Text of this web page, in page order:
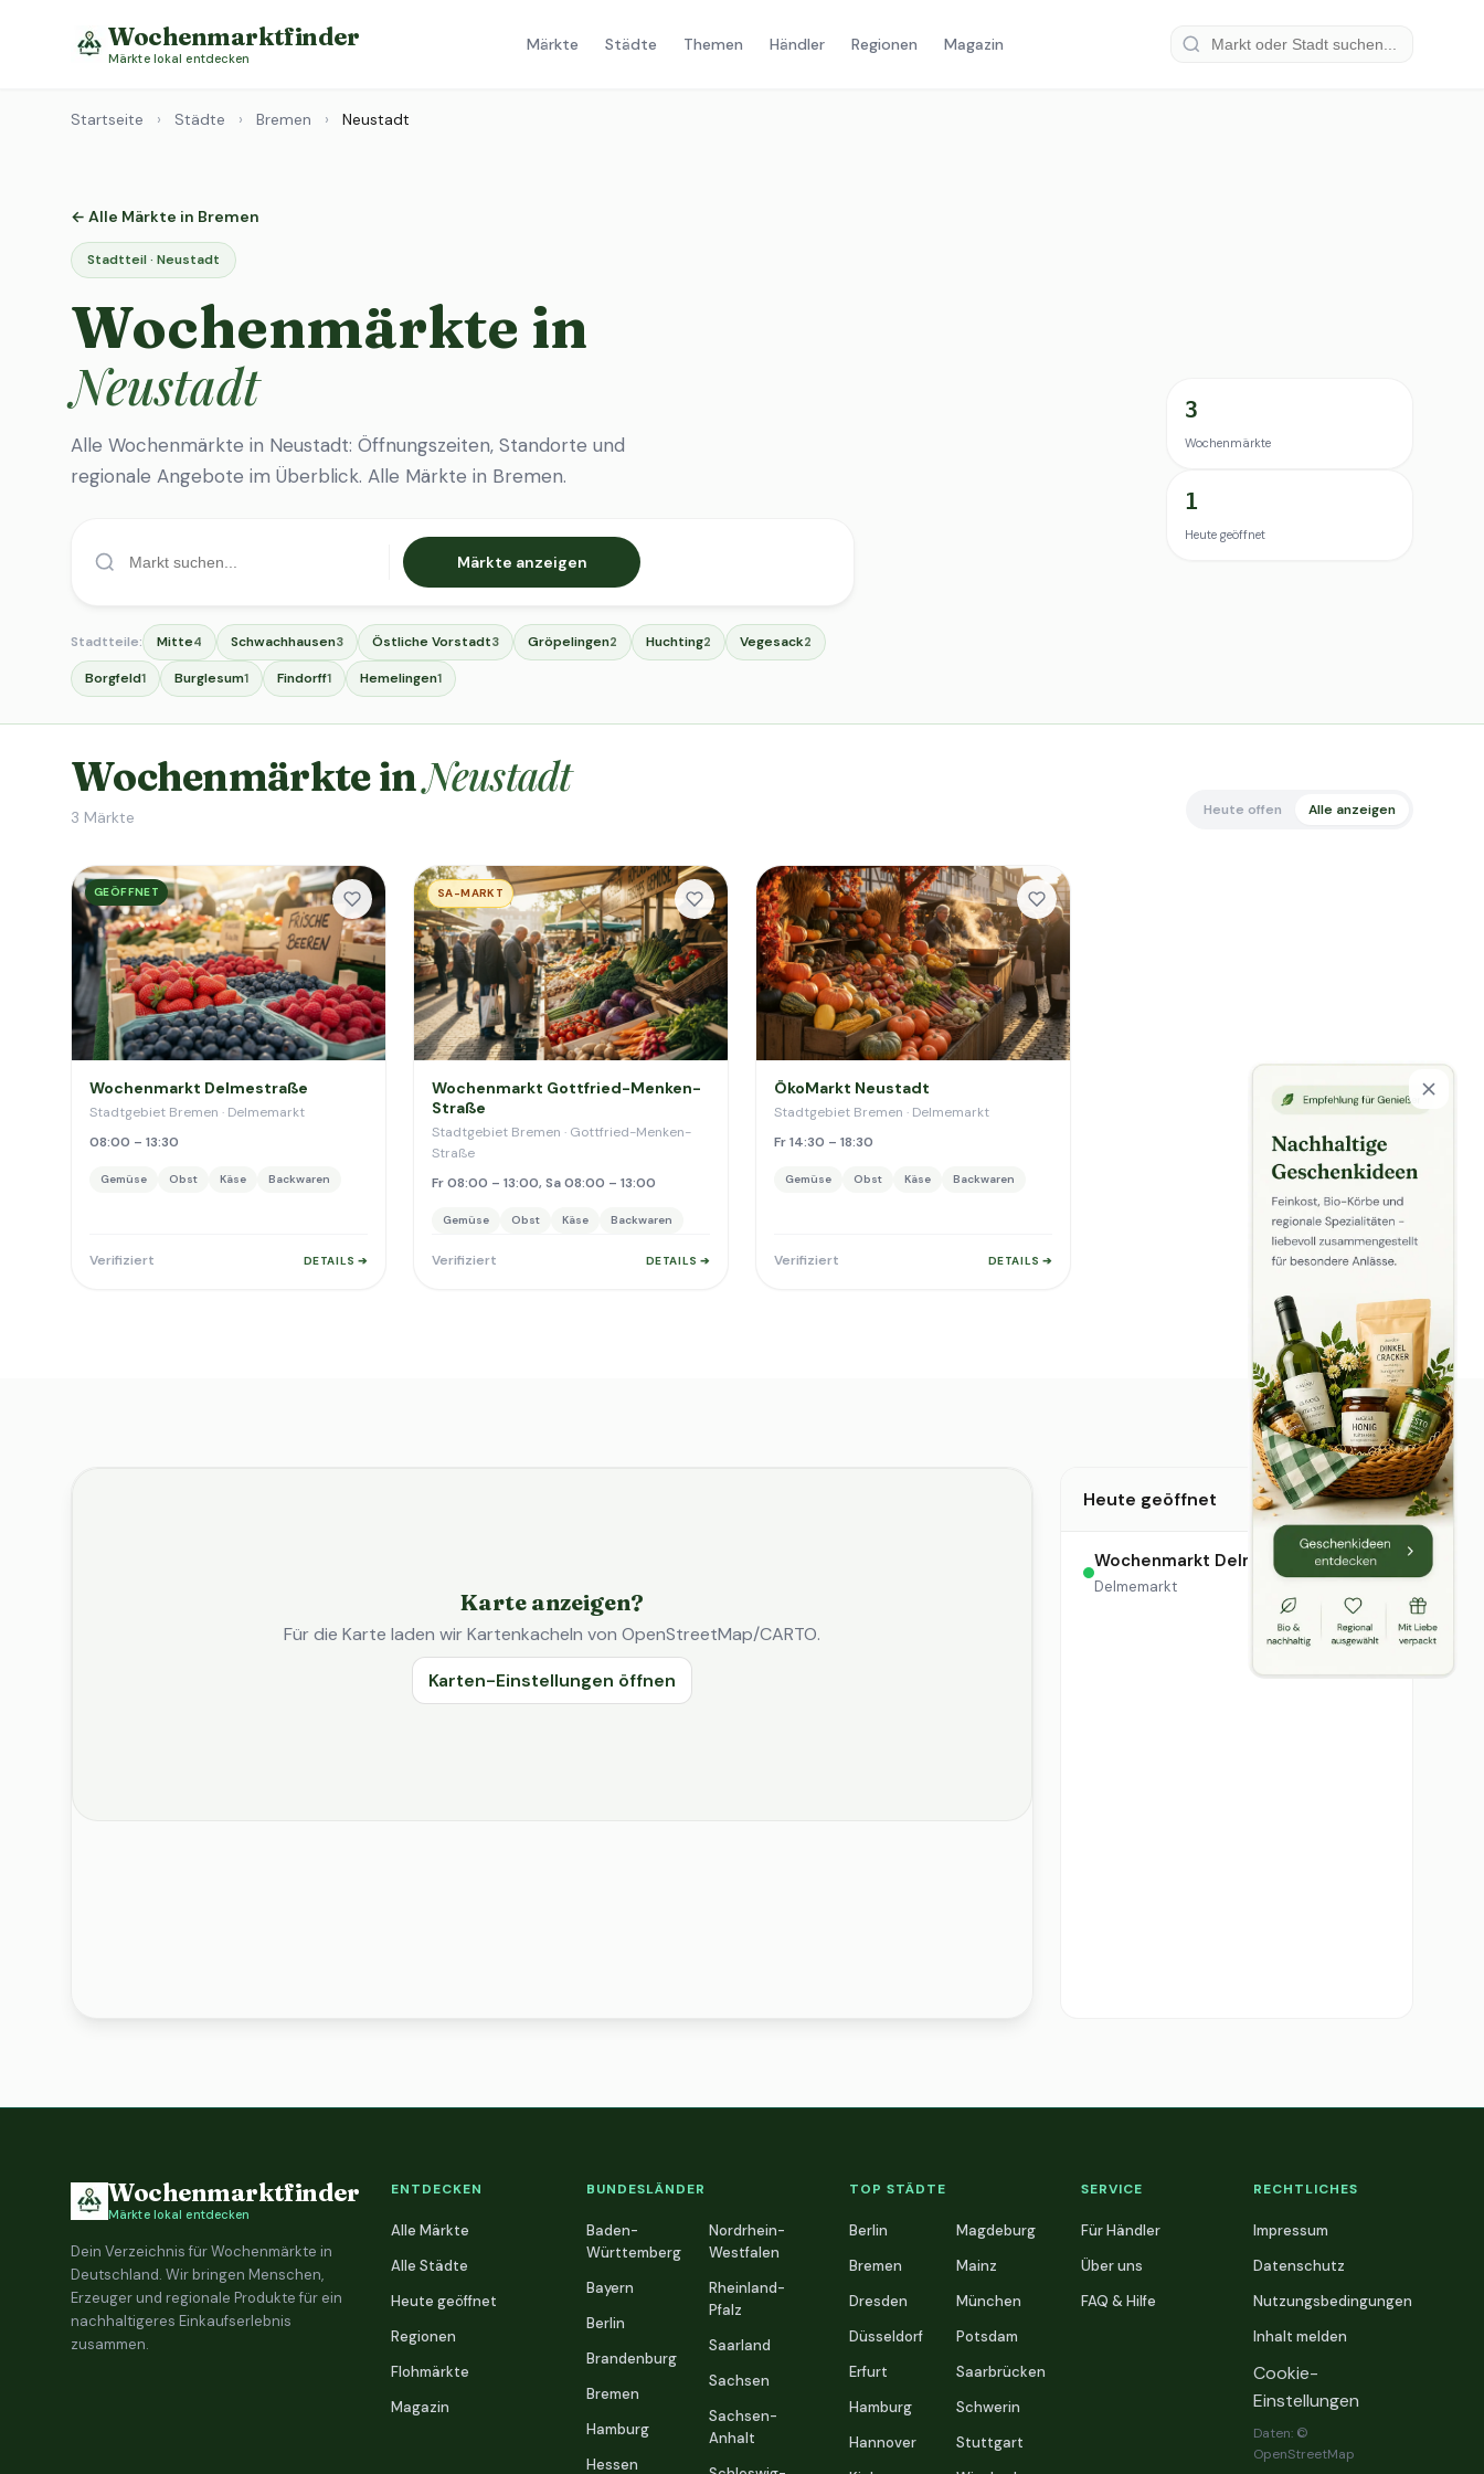
Wochenmarktfinder
Märkte lokal entdecken
Märkte Städte Themen Händler Regionen Magazin
Startseite › Städte › Bremen › Neustadt
← Alle Märkte in Bremen
Stadtteil · Neustadt
Wochenmärkte in
Neustadt
Alle Wochenmärkte in Neustadt: Öffnungszeiten, Standorte und
regionale Angebote im Überblick. Alle Märkte in Bremen.
Märkte anzeigen
Stadtteile: Mitte4 Schwachhausen3 Östliche Vorstadt3 Gröpelingen2 Huchting2 Vegesack2
Borgfeld1 Burglesum1 Findorff1 Hemelingen1
3
Wochenmärkte
1
Heute geöffnet
Wochenmärkte inNeustadt
3 Märkte Heute offen Alle anzeigen
GEÖFFNET
Wochenmarkt Delmestraße
Stadtgebiet Bremen · Delmemarkt
08:00 – 13:30
Gemüse Obst Käse Backwaren
Verifiziert DETAILS ➔
SA-MARKT
Wochenmarkt Gottfried-Menken-
Straße
Stadtgebiet Bremen · Gottfried-Menken-
Straße
Fr 08:00 – 13:00, Sa 08:00 – 13:00
Gemüse Obst Käse Backwaren
Verifiziert DETAILS ➔
ÖkoMarkt Neustadt
Stadtgebiet Bremen · Delmemarkt
Fr 14:30 – 18:30
Gemüse Obst Käse Backwaren
Verifiziert DETAILS ➔
Karte anzeigen?
Für die Karte laden wir Kartenkacheln von OpenStreetMap/CARTO.
Karten-Einstellungen öffnen
Heute geöffnet
Delmemarkt
08:00 – 13:30
Wochenmarktfinder
Märkte lokal entdecken
Dein Verzeichnis für Wochenmärkte in
Deutschland. Wir bringen Menschen,
Erzeuger und regionale Produkte für ein
nachhaltigeres Einkaufserlebnis
zusammen.
ENTDECKEN
Alle Märkte
Alle Städte
Heute geöffnet
Regionen
Flohmärkte
Magazin
BUNDESLÄNDER
Baden-
Württemberg
Bayern
Berlin
Brandenburg
Bremen
Hamburg
Hessen
Nordrhein-
Westfalen
Rheinland-
Pfalz
Saarland
Sachsen
Sachsen-
Anhalt
TOP STÄDTE
Berlin
Bremen
Dresden
Düsseldorf
Erfurt
Hamburg
Hannover
Magdeburg
Mainz
München
Potsdam
Saarbrücken
Schwerin
Stuttgart
SERVICE
Für Händler
Über uns
FAQ & Hilfe
RECHTLICHES
Impressum
Datenschutz
Nutzungsbedingungen
Inhalt melden
Cookie-
Einstellungen
Daten: ©
OpenStreetMap